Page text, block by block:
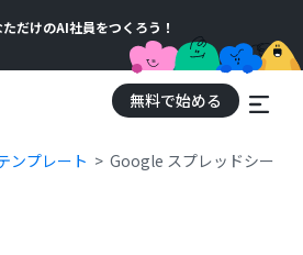
だけのAI社員をつくろう！
無料で始める
ンプレート Google スプレッドシート